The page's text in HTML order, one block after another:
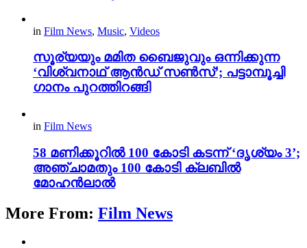
in Film News, Music, Videos
സൂര്യയും മമിത ബൈജുവും ഒന്നിക്കുന്ന
‘വിശ്വനാഥ് ആൻഡ് സൺസ്’; പട്ടാമ്പൂച്ചി
ഗാനം പുറത്തിറങ്ങി
in Film News
58 മണിക്കൂറിൽ 100 കോടി കടന്ന് ‘ദൃശ്യം 3’;
അഞ്ചാമതും 100 കോടി ക്ലബിൽ
മോഹൻലാൽ
More From: Film News